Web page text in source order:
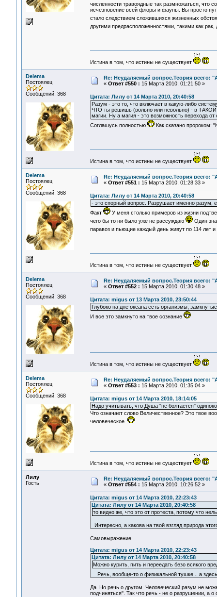
численности травоядные так размножаться, что
исчезновение всей флоры и фауны. Вы просто
стало следствием сложившихся жизненных
другими предрасположенностями, такими как
Истина в том, что истины не существует
Delema
Постоялец
Сообщений: 368
Re: Неудаляемый вопрос.Теория всего:
« Ответ #550 : 15 Марта 2010, 01:21:50 »
Цитата: Лилу от 14 Марта 2010, 20:40:58
Разум - это то, что включает в какую-либо
ЧТО ты решишь (вольно или невольно) - в ТАКОЙ
магии. Ну а магия - это возможность перехода от
Соглашусь полностью
Как сказано пророком:
Истина в том, что истины не существует
Delema
Постоялец
Сообщений: 368
Re: Неудаляемый вопрос.Теория всего:
« Ответ #551 : 15 Марта 2010, 01:28:33 »
Цитата: Лилу от 14 Марта 2010, 20:40:58
- это спорный вопрос. Разрушает именно разум,
Факт
У меня столько примеров из жизни
чего бы то ни было уже не рассуждаю
Один
паравоз и пьющие каждый день живут по 114 лет и
Истина в том, что истины не существует
Delema
Постоялец
Сообщений: 368
Re: Неудаляемый вопрос.Теория всего:
« Ответ #552 : 15 Марта 2010, 01:30:48 »
Цитата: migus от 13 Марта 2010, 23:50:44
Глубоко на дне океана есть организмы,
И все это замкнуто на твое сознание
Истина в том, что истины не существует
Delema
Постоялец
Сообщений: 368
Re: Неудаляемый вопрос.Теория всего:
« Ответ #553 : 15 Марта 2010, 01:35:04 »
Цитата: migus от 14 Марта 2010, 18:14:05
Надо учитывать, что Душа "не болтается"
Что означает слово Величественное? Это твое
человеческое.
Истина в том, что истины не существует
Лилу
Гость
Re: Неудаляемый вопрос.Теория всего:
« Ответ #554 : 15 Марта 2010, 10:26:52 »
Цитата: migus от 14 Марта 2010, 22:23:43
Цитата: Лилу от 14 Марта 2010, 20:40:58
то видно же, что это от протеста, потому что
Интересно, а какова на твой взгляд природа
Самовыражение.
Цитата: migus от 14 Марта 2010, 22:23:43
Цитата: Лилу от 14 Марта 2010, 20:40:58
Можно курить, пить и переедать безо всякого
Речь, вообще-то о физикальной тушке... а
Да. Но речь о другом. Человеческий разум не
подчиняться". Так что речь - не о разрушении, а